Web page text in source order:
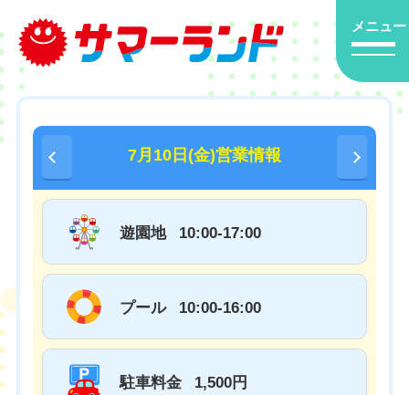
メニュー
7月10日(金)営業情報
遊園地 10:00-17:00
プール 10:00-16:00
駐車料金 1,500円